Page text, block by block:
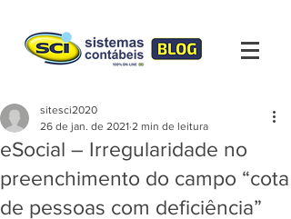
eSocial – Irregularidade no
preenchimento do campo “cota
de pessoas com deficiência”
sitesci2020
26 de jan. de 2021 2 min de leitura